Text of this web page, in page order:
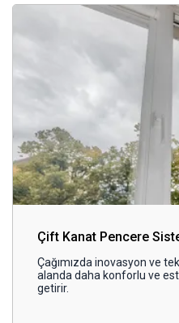
Çift Kanat Pencere
Çağımızda inovasyon ve
alanda daha konforlu ve
getirir.